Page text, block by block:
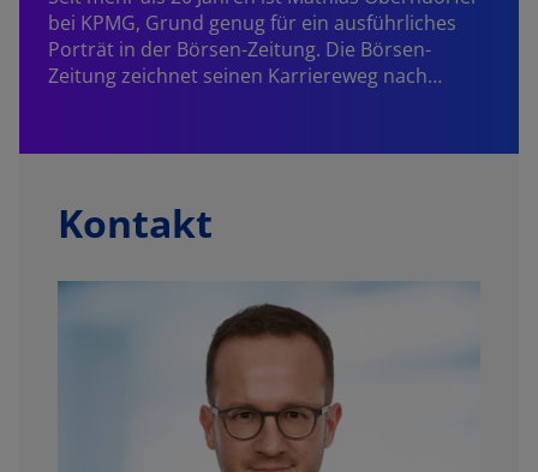
bei KPMG, Grund genug für ein ausführliches
Porträt in der Börsen-Zeitung. Die Börsen-
Zeitung zeichnet seinen Karriereweg nach…
Kontakt